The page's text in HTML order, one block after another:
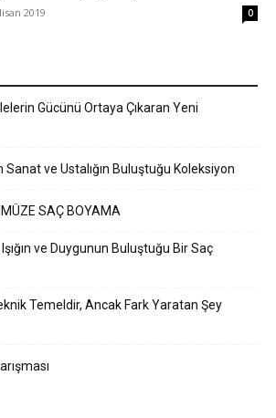
2019 0
Gücünü Ortaya Çıkaran Yeni
Sanat ve Ustalığın Buluştuğu Koleksiyon
SAÇ BOYAMA
ve Duygunun Buluştuğu Bir Saç
Temeldir, Ancak Fark Yaratan Şey